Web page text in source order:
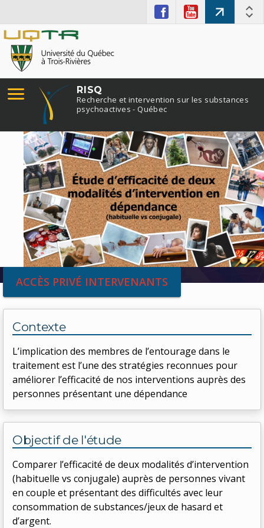
RISQ
Recherche et intervention sur les substances
psychoactives - Québec
ACCÈS PRIVÉ INTERVENANTS
Contexte
L’implication des membres de l’entourage dans le
traitement est l’une des stratégies reconnues pour
améliorer l’efficacité de nos interventions auprès des
personnes présentant une dépendance
Objectif de l'étude
Comparer l’efficacité de deux modalités d’intervention
(habituelle vs conjugale) auprès de personnes vivant
en couple et présentant des difficultés avec leur
consommation de substances/jeux de hasard et
d’argent.